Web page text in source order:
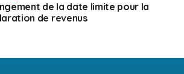
de la date limite pour la
de revenus